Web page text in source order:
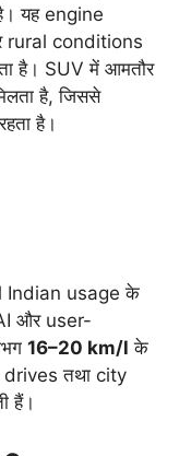
यह engine
rural conditions
है। SUV में आमतौर
है, जिससे
है।
Indian usage के
और user-
16–20 km/l के
drives तथा city
हैं।